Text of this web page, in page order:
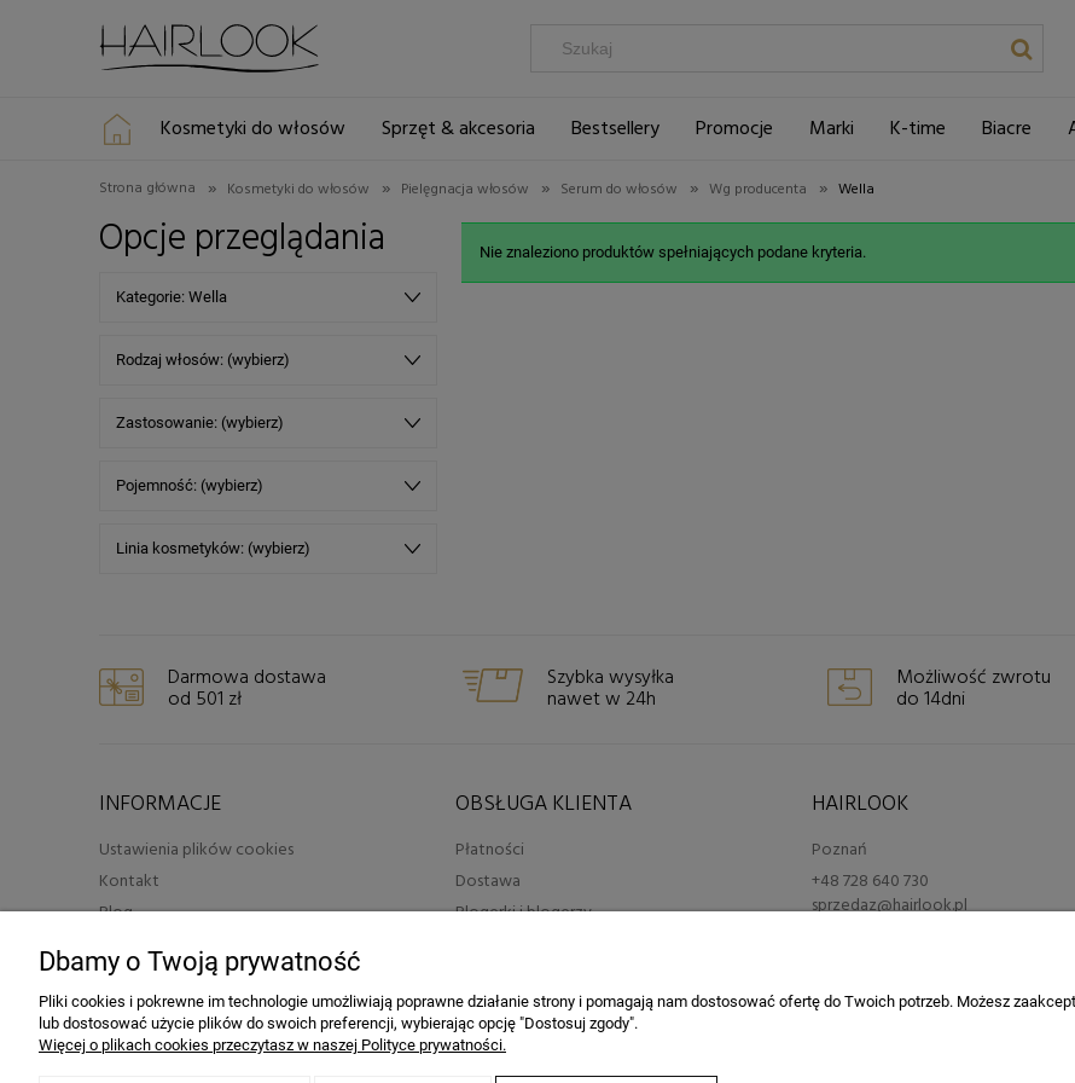
Kosmetyki do włosów Sprzęt & akcesoria Bestsellery Promocje Marki K-time Biacre
Strona główna » Kosmetyki do włosów » Pielęgnacja włosów » Serum do włosów » Wg producenta » Wella
Opcje przeglądania
Kategorie: Wella
Rodzaj włosów: (wybierz)
Zastosowanie: (wybierz)
Pojemność: (wybierz)
Linia kosmetyków: (wybierz)
Nie znaleziono produktów spełniających podane kryteria.
Darmowa dostawa
od 501 zł
Szybka wysyłka
nawet w 24h
Możliwość zwrotu
do 14dni
INFORMACJE
Ustawienia plików cookies
Kontakt
Blog
Polityka prywatności
RODO
OBSŁUGA KLIENTA
Płatności
Dostawa
Blogerki i blogerzy
HAIRLOOK
Poznań
+48 728 640 730
sprzedaz@hairlook.pl
Dbamy o Twoją prywatność
Pliki cookies i pokrewne im technologie umożliwiają poprawne działanie strony i pomagają nam dostosować ofertę do Twoich potrzeb. Możesz
lub dostosować użycie plików do swoich preferencji, wybierając opcję "Dostosuj zgody".
Więcej o plikach cookies przeczytasz w naszej Polityce prywatności.